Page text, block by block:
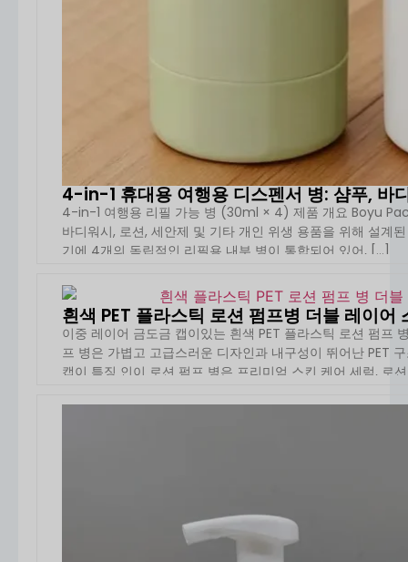
4-in-1 휴대용 여행용 디스펜서 병: 샴푸, 바
4-in-1 여행용 리필 가능 병 (30ml × 4) 제품 개요 Boyu
바디워시, 로션, 세안제 및 기타 개인 위생 용품을 위해 설계
기에 4개의 독립적인 리필용 내부 병이 통합되어 있어, […]
자세
흰색 PET 플라스틱 로션 펌프병 더블 레이
이중 레이어 금도금 캡이있는 흰색 PET 플라스틱 로션 펌
프 병은 가볍고 고급스러운 디자인과 내구성이 뛰어난 PET
캡이 특징 인이 로션 펌프 병은 프리미엄 스킨 케어 세럼, 로